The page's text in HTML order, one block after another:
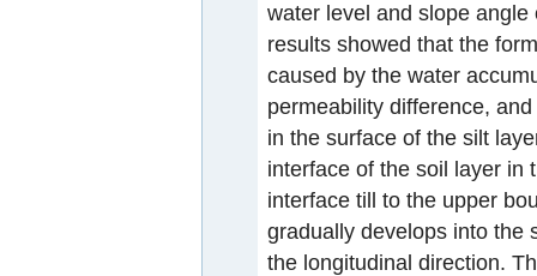
water level and slope
results showed that the
caused by the water
permeability difference,
in the surface of the silt
interface of the soil layer in
interface till to the upper
gradually develops into the
the longitudinal direction.